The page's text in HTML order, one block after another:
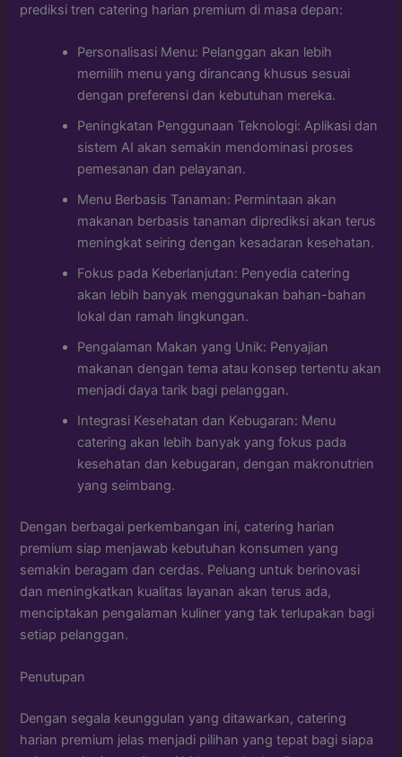
prediksi tren catering harian premium di masa depan:
Personalisasi Menu: Pelanggan akan lebih
memilih menu yang dirancang khusus sesuai
dengan preferensi dan kebutuhan mereka.
Peningkatan Penggunaan Teknologi: Aplikasi dan
sistem AI akan semakin mendominasi proses
pemesanan dan pelayanan.
Menu Berbasis Tanaman: Permintaan akan
makanan berbasis tanaman diprediksi akan terus
meningkat seiring dengan kesadaran kesehatan.
Fokus pada Keberlanjutan: Penyedia catering
akan lebih banyak menggunakan bahan-bahan
lokal dan ramah lingkungan.
Pengalaman Makan yang Unik: Penyajian
makanan dengan tema atau konsep tertentu akan
menjadi daya tarik bagi pelanggan.
Integrasi Kesehatan dan Kebugaran: Menu
catering akan lebih banyak yang fokus pada
kesehatan dan kebugaran, dengan makronutrien
yang seimbang.
Dengan berbagai perkembangan ini, catering harian
premium siap menjawab kebutuhan konsumen yang
semakin beragam dan cerdas. Peluang untuk berinovasi
dan meningkatkan kualitas layanan akan terus ada,
menciptakan pengalaman kuliner yang tak terlupakan bagi
setiap pelanggan.
Penutupan
Dengan segala keunggulan yang ditawarkan, catering
harian premium jelas menjadi pilihan yang tepat bagi siapa